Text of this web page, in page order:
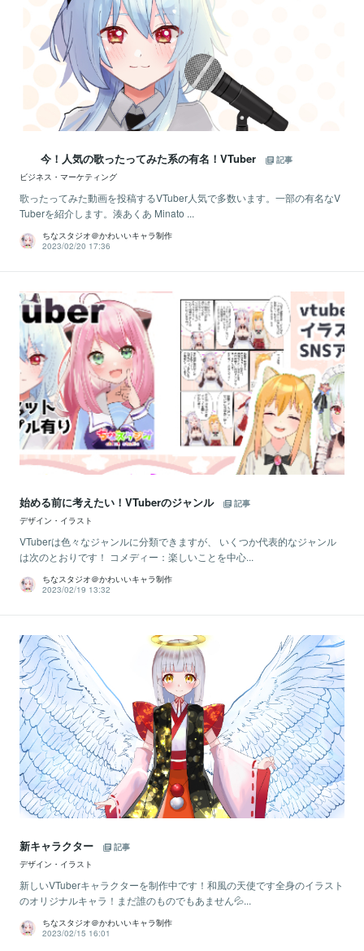
今！人気の歌ったってみた系の有名！VTuber
記事
ビジネス・マーケティング
歌ったってみた動画を投稿するVTuber人気で多数います。一部の有名なV
Tuberを紹介します。湊あくあ Minato ...
ちなスタジオ＠かわいいキャラ制作
2023/02/20 17:36
始める前に考えたい！VTuberのジャンル
記事
デザイン・イラスト
VTuberは色々なジャンルに分類できますが、 いくつか代表的なジャンル
は次のとおりです！ コメディー：楽しいことを中心...
ちなスタジオ＠かわいいキャラ制作
2023/02/19 13:32
新キャラクター
記事
デザイン・イラスト
新しいVTuberキャラクターを制作中です！和風の天使です全身のイラスト
のオリジナルキャラ！まだ誰のものでもあません💦...
ちなスタジオ＠かわいいキャラ制作
2023/02/15 16:01